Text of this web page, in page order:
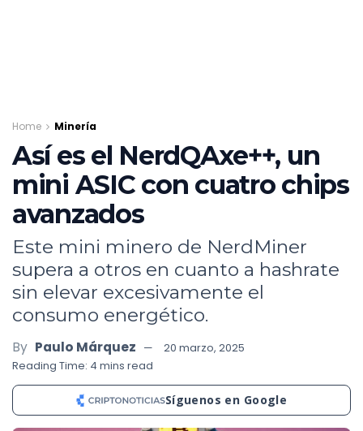
Home Minería
Así es el NerdQAxe++, un
mini ASIC con cuatro chips
avanzados
Este mini minero de NerdMiner
supera a otros en cuanto a hashrate
sin elevar excesivamente el
consumo energético.
By Paulo Márquez
20 marzo, 2025
Reading Time: 4 mins read
Síguenos en Google